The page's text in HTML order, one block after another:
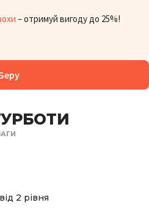
– отримуй вигоду до 25%!
2 рівня